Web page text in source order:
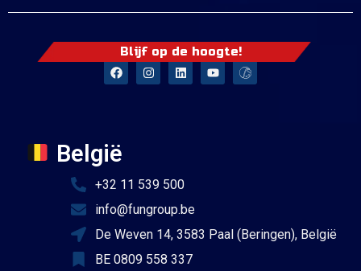
Blijf op de hoogte!
België
+32 11 539 500
info@fungroup.be
De Weven 14, 3583 Paal (Beringen), België
BE 0809 558 337